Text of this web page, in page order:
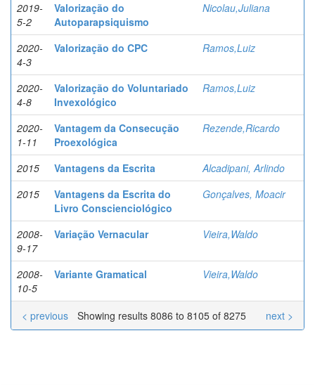
2019-
5-2
Valorização do
Autoparapsiquismo
Nicolau,Juliana
2020-
4-3
Valorização do CPC Ramos,Luiz
2020-
4-8
Valorização do Voluntariado
Invexológico
Ramos,Luiz
2020-
1-11
Vantagem da Consecução
Proexológica
Rezende,Ricardo
2015 Vantagens da Escrita
Alcadipani, Arlindo
2015
Vantagens da Escrita do
Livro Conscienciológico
Gonçalves, Moacir
2008-
9-17
Variação Vernacular Vieira,Waldo
2008-
10-5
Variante Gramatical Vieira,Waldo
Showing results 8086 to 8105 of 8275
< previous next >